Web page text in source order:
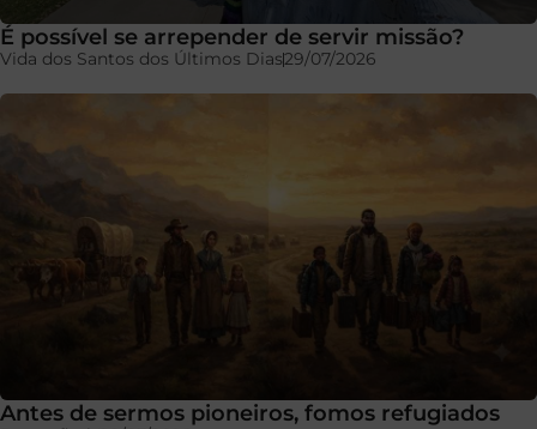
É possível se arrepender de servir missão?
Vida dos Santos dos Últimos Dias29/07/2026
Antes de sermos pioneiros, fomos refugiados